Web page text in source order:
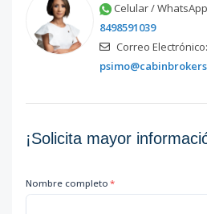
Celular /
8498591039
Correo Electrónico:
¡Solicita mayor
Nombre completo *